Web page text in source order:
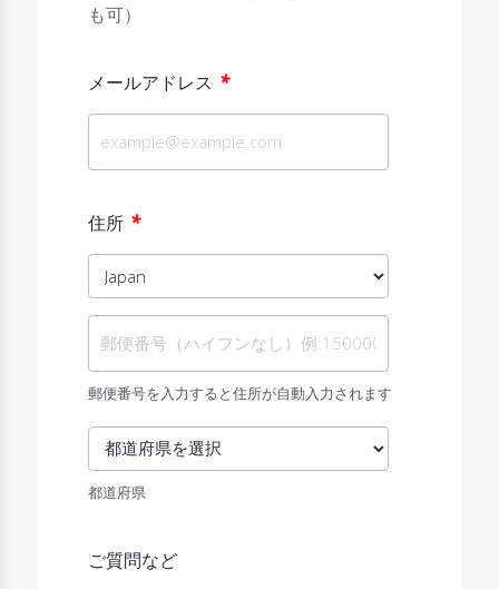
も可）
メールアドレス *
住所 *
郵便番号を入力すると住所が自動入力されます
都道府県
ご質問など